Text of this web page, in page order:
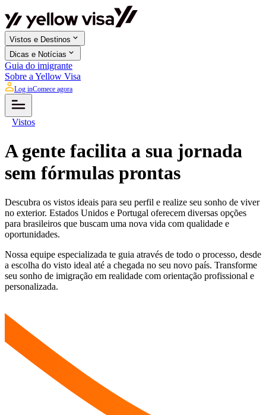
Vistos e Destinos
Dicas e Notícias
Guia do imigrante
Sobre a Yellow Visa
Log inComece agora
Vistos
A gente facilita a sua jornada
sem fórmulas prontas
Descubra os vistos ideais para seu perfil e realize seu sonho de viver
no exterior. Estados Unidos e Portugal oferecem diversas opções
para brasileiros que buscam uma nova vida com qualidade e
oportunidades.
Nossa equipe especializada te guia através de todo o processo, desde
a escolha do visto ideal até a chegada no seu novo país. Transforme
seu sonho de imigração em realidade com orientação profissional e
personalizada.